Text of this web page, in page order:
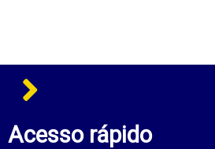
Acesso rápido